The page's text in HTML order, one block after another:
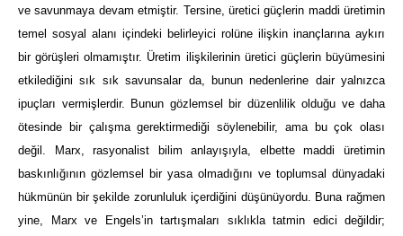
ve savunmaya devam etmiştir. Tersine, üretici güçlerin maddi üretimin
temel sosyal alanı içindeki belirleyici rolüne ilişkin inançlarına aykırı
bir görüşleri olmamıştır. Üretim ilişkilerinin üretici güçlerin büyümesini
etkilediğini sık sık savunsalar da, bunun nedenlerine dair yalnızca
ipuçları vermişlerdir. Bunun gözlemsel bir düzenlilik olduğu ve daha
ötesinde bir çalışma gerektirmediği söylenebilir, ama bu çok olası
değil. Marx, rasyonalist bilim anlayışıyla, elbette maddi üretimin
baskınlığının gözlemsel bir yasa olmadığını ve toplumsal dünyadaki
hükmünün bir şekilde zorunluluk içerdiğini düşünüyordu. Buna rağmen
yine, Marx ve Engels’in tartışmaları sıklıkla tatmin edici değildir;